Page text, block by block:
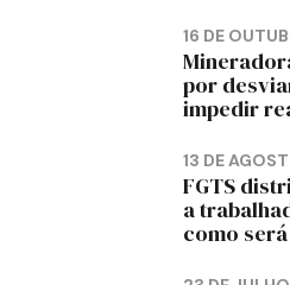
16 DE
por
impedir
13 DE
FGTS
a
como